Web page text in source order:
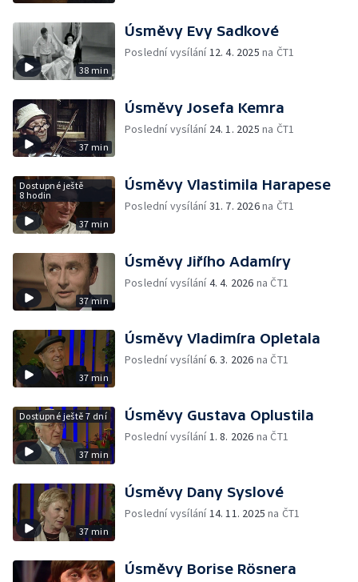
38 min
Úsměvy Evy Sadkové
Poslední vysílání12. 4. 2025 na ČT1
37 min
Úsměvy Josefa Kemra
Poslední vysílání 24. 1. 2025 na ČT1
Dostupné ještě
8 hodin
37 min
Úsměvy Vlastimila Harapese
Poslední vysílání31. 7. 2026na ČT1
37 min
Úsměvy Jiřího Adamíry
Poslední vysílání4. 4. 2026 na ČT1
37 min
Úsměvy Vladimíra Opletala
Poslední vysílání6. 3. 2026 na ČT1
Dostupné ještě 7 dní
37 min
Úsměvy Gustava Oplustila
Poslední vysílání1. 8. 2026 na ČT1
37 min
Úsměvy Dany Syslové
Poslední vysílání14. 11. 2025 na ČT1
Úsměvy Borise Rösnera